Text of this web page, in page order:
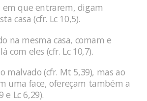
em que entrarem, digam
casa (cfr. Lc 10,5).
na mesma casa, comam e
com eles (cfr. Lc 10,7).
malvado (cfr. Mt 5,39), mas ao
uma face, ofereçam também a
e Lc 6,29).